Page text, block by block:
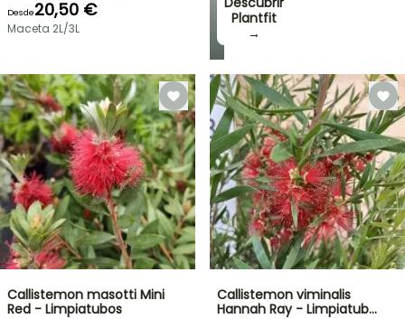
Plantfit
→
Desde20,50 €
Maceta 2L/3L
Callistemon masotti Mini
Red - Limpiatubos
Callistemon viminalis
Hannah Ray - Limpiatub…